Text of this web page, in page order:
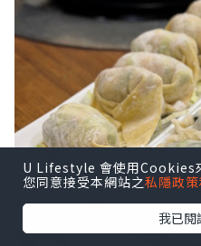
U Lifestyle 會使用Cookies
您同意接受本網站之私隱政
我已閱